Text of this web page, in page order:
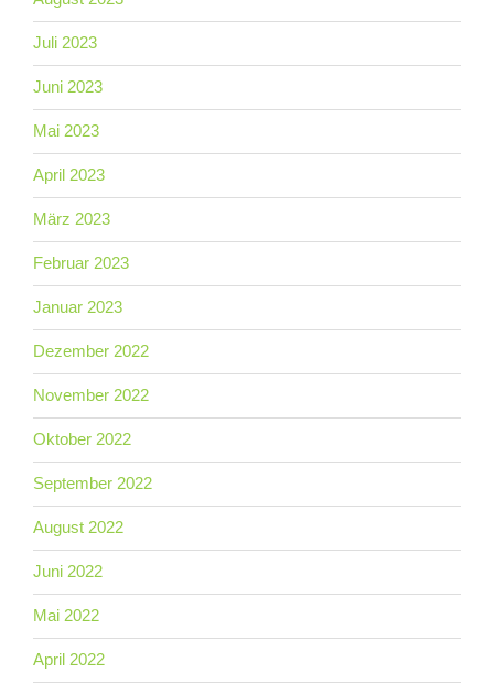
Juli 2023
Juni 2023
Mai 2023
April 2023
März 2023
Februar 2023
Januar 2023
Dezember 2022
November 2022
Oktober 2022
September 2022
August 2022
Juni 2022
Mai 2022
April 2022